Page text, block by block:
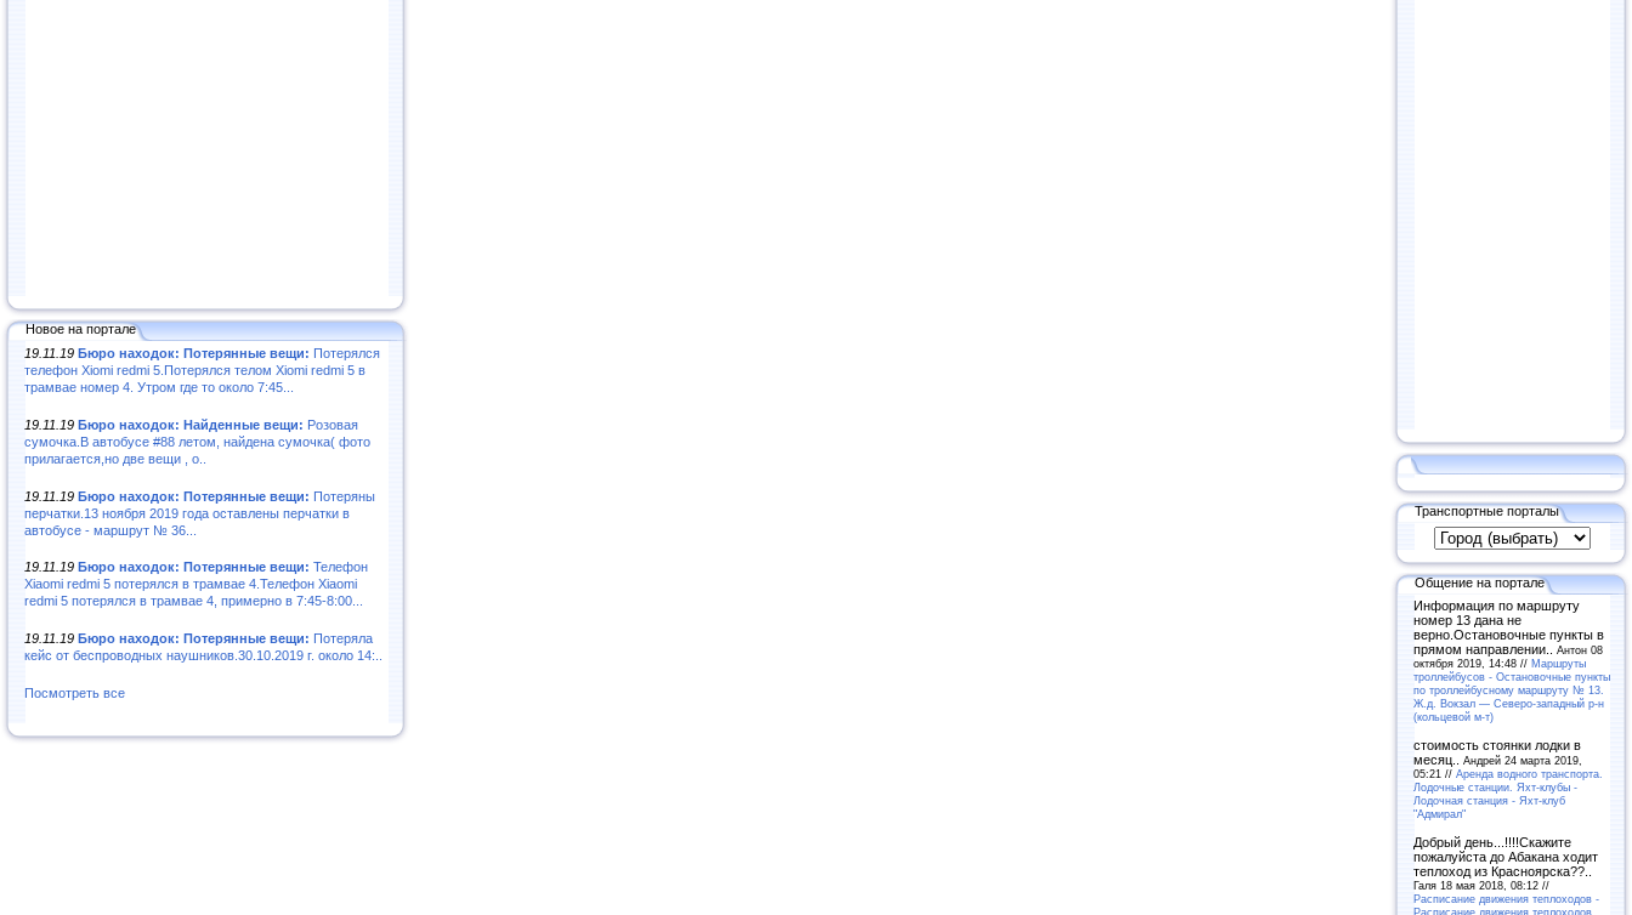
Новое на портале
19.11.19 Бюро находок: Потерянные вещи: Потерялся
телефон Xiomi redmi 5.Потерялся телом Xiomi redmi 5 в
трамвае номер 4. Утром где то около 7:45...
19.11.19 Бюро находок: Найденные вещи: Розовая
сумочка.В автобусе #88 летом, найдена сумочка( фото
прилагается,но две вещи , о..
19.11.19 Бюро находок: Потерянные вещи: Потеряны
перчатки.13 ноября 2019 года оставлены перчатки в
автобусе - маршрут № 36...
19.11.19 Бюро находок: Потерянные вещи: Телефон
Xiaomi redmi 5 потерялся в трамвае 4.Телефон Xiaomi
redmi 5 потерялся в трамвае 4, примерно в 7:45-8:00...
19.11.19 Бюро находок: Потерянные вещи: Потеряла
кейс от беспроводных наушников.30.10.2019 г. около 14:..
Посмотреть все
Транспортные порталы
Общение на портале
Информация по маршруту
номер 13 дана не
верно.Остановочные пункты в
прямом направлении.. Антон 08
октября 2019, 14:48 // Маршруты
троллейбусов - Остановочные пункты
по троллейбусному маршруту № 13.
Ж.д. Вокзал — Северо-западный р-н
(кольцевой м-т)
стоимость стоянки лодки в
месяц.. Андрей 24 марта 2019,
05:21 // Аренда водного транспорта.
Лодочные станции. Яхт-клубы -
Лодочная станция - Яхт-клуб
"Адмирал"
Добрый день...!!!!Скажите
пожалуйста до Абакана ходит
теплоход из Красноярска??..
Галя 18 мая 2018, 08:12 //
Расписание движения теплоходов -
Расписание движения теплоходов